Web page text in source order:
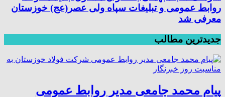
روابط عمومی و تبلیغات سپاه ولی عصر(عج) خوزستان
معرفی شد
جدیدترین مطالب
پیام محمد جامعی مدیر روابط عمومی